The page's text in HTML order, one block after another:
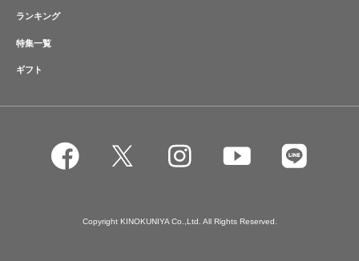
ランキング
特集一覧
ギフト
Copyright KINOKUNIYA Co.,Ltd. All Rights Reserved.